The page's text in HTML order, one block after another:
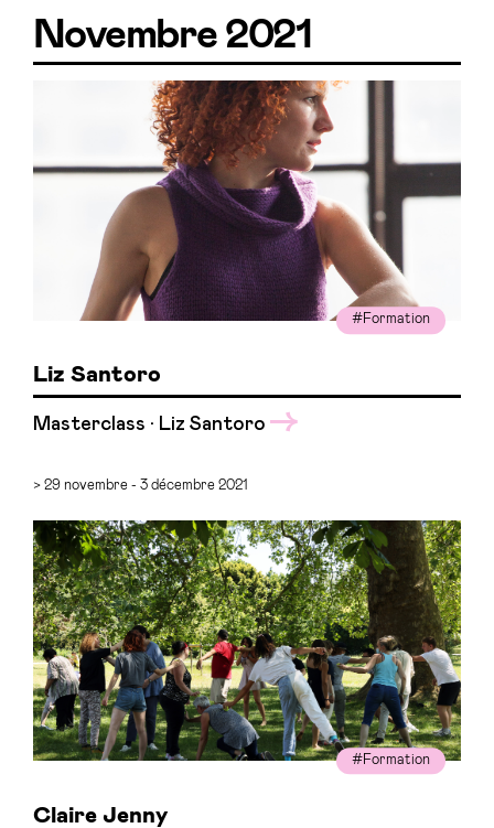
Novembre 2021
#Formation
Liz Santoro
Masterclass · Liz Santoro
> 29 novembre - 3 décembre 2021
#Formation
Claire Jenny